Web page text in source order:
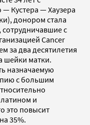
Кустера — Хаузера
донором стала
сотрудничавшие с
Cancer
за два десятилетия
шейки матки.
назначаемую
с большим
и
это повысит
35%.